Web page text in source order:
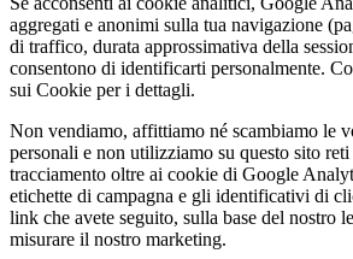
aggregati e anonimi sulla tua navigazione
di traffico, durata approssimativa della
consentono di identificarti personalmente.
sui Cookie per i dettagli.
Non vendiamo, affittiamo né scambiamo le
personali e non utilizziamo su questo sito
tracciamento oltre ai cookie di Google
etichette di campagna e gli identificativi di
link che avete seguito, sulla base del nostro
misurare il nostro marketing.